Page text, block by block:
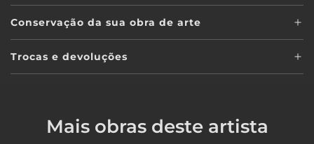
Conservação da sua obra de arte
Trocas e devoluções
Mais obras deste artista